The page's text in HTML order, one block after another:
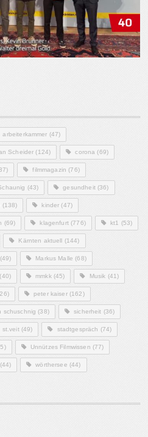
arbeiterkammer (47)
Scheider (124) corona (69)
filmmagazin (76)
(43) gesundheit(36)
(138) kinder (47)
(69) klagenfurt(776) kt1 (53)
Kärnten aktuell (144)
(49) Markus Malle (68)
(40) mmkk(45) Musik (41)
peter kaiser(162)
schuschnig (38) sicherheit (36)
st.veit(49) stadtgespräch (74)
Unnützes Filmwissen (77)
(44) wörthersee (44)